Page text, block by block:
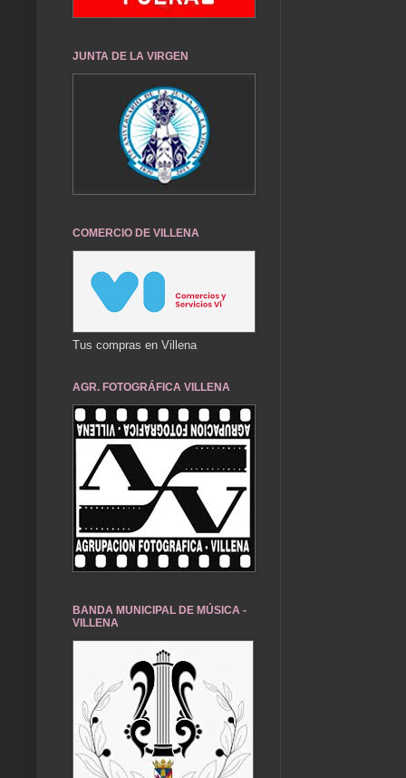
JUNTA DE LA VIRGEN
COMERCIO DE VILLENA
Tus compras en Villena
AGR. FOTOGRÁFICA VILLENA
BANDA MUNICIPAL DE MÚSICA -
VILLENA